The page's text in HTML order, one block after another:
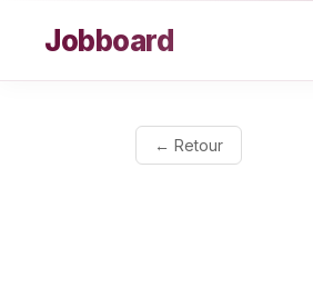
Jobboard
← Retour